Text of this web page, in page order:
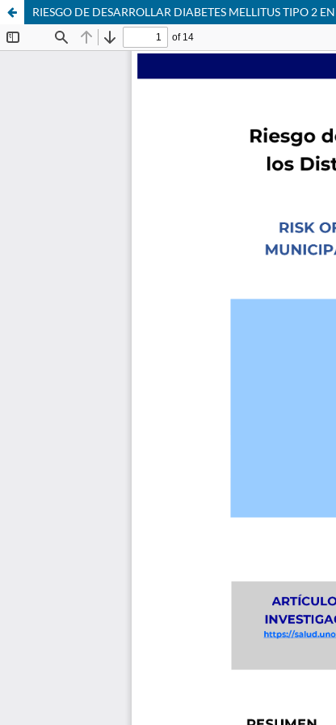
RIESGO DE DESARROLLAR DIABETES MELLITUS TIPO 2